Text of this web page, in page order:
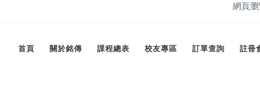
網頁瀏
首頁 關於銘傳 課程總表 校友專區 訂單查詢 註冊